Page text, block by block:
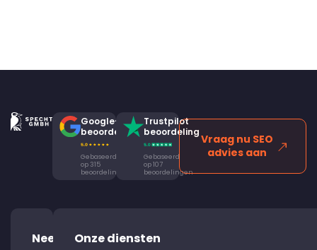
Google-
beoordeling
Gebaseerd
op 315
beoordelingen
Trustpilot
beoordeling
Gebaseerd
op 107
beoordelingen
Vraag nu SEO
advies aan
Neem
Onze diensten